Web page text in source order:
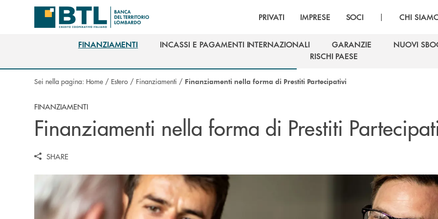
Salta al contenuto principale
PRIVATI IMPRESE SOCI | CHI
FINANZIAMENTI
INCASSI E PAGAMENTI INTERNAZIONALI
GARANZIE
GARANZIE
NUOVI
RISCHI PAESE
Sei nella pagina: Home / Estero / Finanziamenti / Finanziamenti nella forma di Prestiti Partecipativi
FINANZIAMENTI
Finanziamenti nella forma di Prestiti
SHARE